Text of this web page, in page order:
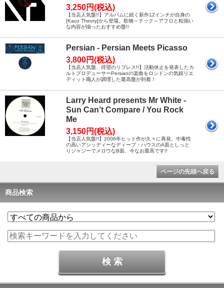
3,250円(税込)
【当店人気盤!!】アルバムに続く新作12インチが自身の
[Kaoz Theory]から登場。歌物～テック～アフロと粒揃い
な内容が揃ったおすすめ盤!!
Persian - Persian Meets Picasso
3,800円(税込)
【当店人気盤、待望のリプレス!!】活動休止を発表したカ
ルトプロデューサーPersianの楽曲をロンドンの気鋭リエ
ディット職人が調理した最高盤が到着！
Larry Heard presents Mr White -
Sun Can’t Compare / You Rock
Me
3,150円(税込)
【当店人気盤!!】2006年ヒット作が久々に再発。中毒性
の高いアシッディーなディープ・ハウスのA面としっと
りジャジーでメロウなB面、今なお最高です!!
ページの先頭へ戻る
商品検索